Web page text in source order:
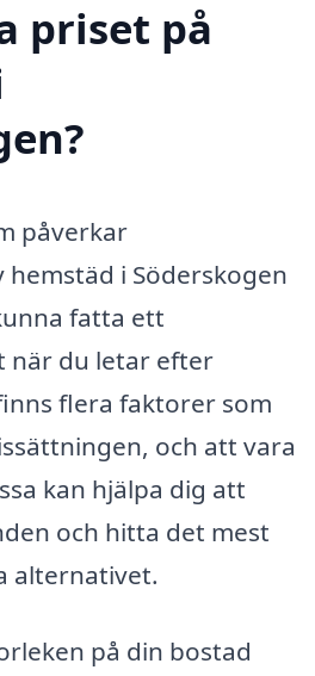
priset på
påverkar
i Söderskogen
fatta ett
när du letar efter
flera faktorer som
och att vara
kan hjälpa dig att
och hitta det mest
alternativet.
på din bostad